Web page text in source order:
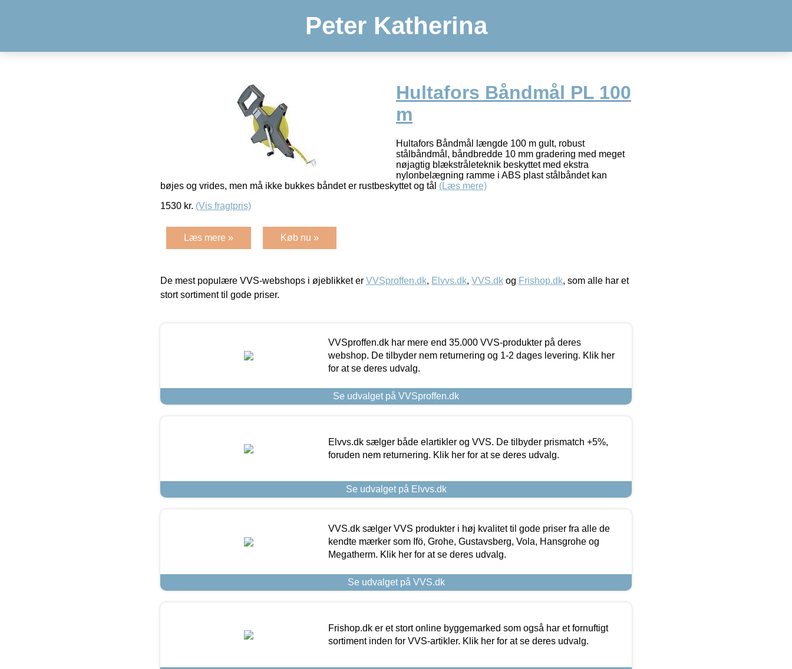
Peter Katherina
Hultafors Båndmål PL 100
m
Hultafors Båndmål længde 100 m gult, robust
stålbåndmål, båndbredde 10 mm gradering med meget
nøjagtig blækstråleteknik beskyttet med ekstra
nylonbelægning ramme i ABS plast stålbåndet kan
bøjes og vrides, men må ikke bukkes båndet er rustbeskyttet og tål (Læs mere)
1530 kr. (Vis fragtpris)
Læs mere » Køb nu »
De mest populære VVS-webshops i øjeblikket er VVSproffen.dk, Elvvs.dk, VVS.dk og Frishop.dk, som alle har et
stort sortiment til gode priser.
VVSproffen.dk har mere end 35.000 VVS-produkter på deres
webshop. De tilbyder nem returnering og 1-2 dages levering. Klik her
for at se deres udvalg.
Se udvalget på VVSproffen.dk
Elvvs.dk sælger både elartikler og VVS. De tilbyder prismatch +5%,
foruden nem returnering. Klik her for at se deres udvalg.
Se udvalget på Elvvs.dk
VVS.dk sælger VVS produkter i høj kvalitet til gode priser fra alle de
kendte mærker som Ifö, Grohe, Gustavsberg, Vola, Hansgrohe og
Megatherm. Klik her for at se deres udvalg.
Se udvalget på VVS.dk
Frishop.dk er et stort online byggemarked som også har et fornuftigt
sortiment inden for VVS-artikler. Klik her for at se deres udvalg.